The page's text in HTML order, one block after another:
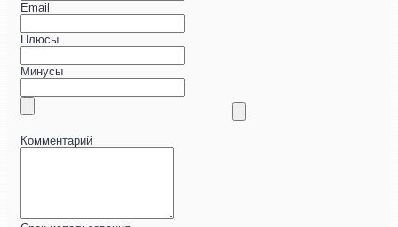
Email
Плюсы
Минусы
Комментарий